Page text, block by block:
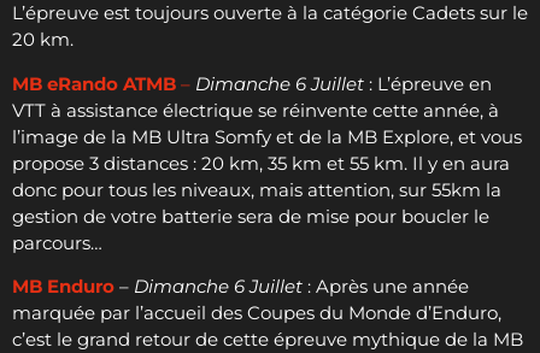
L’épreuve est toujours ouverte à la catégorie Cadets sur le
20 km.
MB eRando ATMB – Dimanche 6 Juillet : L’épreuve en
VTT à assistance électrique se réinvente cette année, à
l’image de la MB Ultra Somfy et de la MB Explore, et vous
propose 3 distances : 20 km, 35 km et 55 km. Il y en aura
donc pour tous les niveaux, mais attention, sur 55km la
gestion de votre batterie sera de mise pour boucler le
parcours…
MB Enduro – Dimanche 6 Juillet : Après une année
marquée par l’accueil des Coupes du Monde d’Enduro,
c’est le grand retour de cette épreuve mythique de la MB